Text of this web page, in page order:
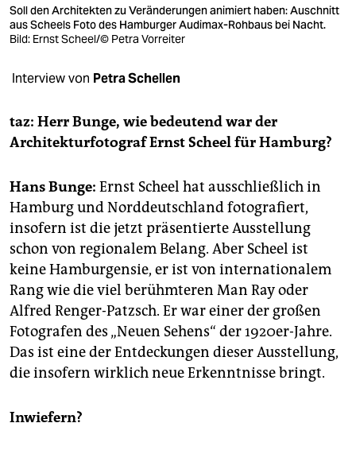
veranstaltungen
shop
fragen & hilfe
abo
epaper login
Soll den Architekten zu Veränderungen animiert haben: Auschnitt
aus Scheels Foto des Hamburger Audimax-Rohbaus bei Nacht.
Bild: Ernst Scheel/© Petra Vorreiter
Interview von Petra Schellen
taz: Herr Bunge, wie bedeutend war der
Architekturfotograf Ernst Scheel für Hamburg?
Hans Bunge: Ernst Scheel hat ausschließlich in
Hamburg und Norddeutschland fotografiert,
insofern ist die jetzt präsentierte Ausstellung
schon von regionalem Belang. Aber Scheel ist
keine Hamburgensie, er ist von internationalem
Rang wie die viel berühmteren Man Ray oder
Alfred Renger-Patzsch. Er war einer der großen
Fotografen des „Neuen Sehens“ der 1920er-Jahre.
Das ist eine der Entdeckungen dieser Ausstellung,
die insofern wirklich neue Erkenntnisse bringt.
Inwiefern?